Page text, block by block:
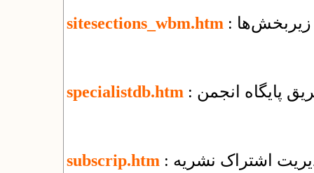
sitesections_wbm.htm زیربخش‌ها
specialistdb.htm پایگاه انجمن
subscrip.htm اشتراک نشریه